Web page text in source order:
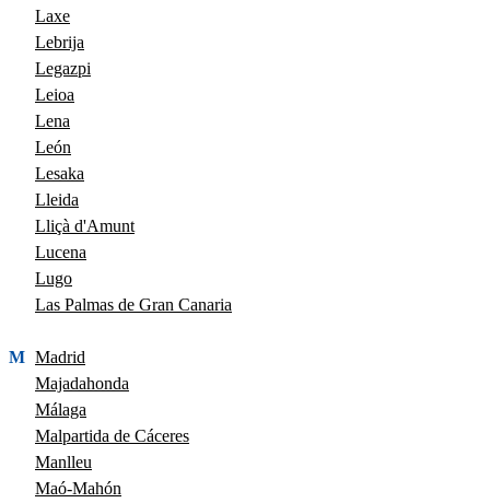
Laxe
Lebrija
Legazpi
Leioa
Lena
León
Lesaka
Lleida
Lliçà d'Amunt
Lucena
Lugo
Las Palmas de Gran Canaria
M Madrid
Majadahonda
Málaga
Malpartida de Cáceres
Manlleu
Maó-Mahón